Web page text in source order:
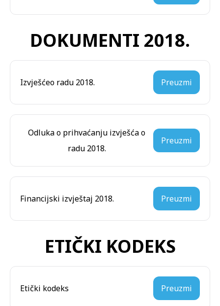
DOKUMENTI 2018.
Izvješćeo radu 2018. Preuzmi
Odluka o prihvaćanju izvješća o
radu 2018.
Preuzmi
Financijski izvještaj 2018. Preuzmi
ETIČKI KODEKS
Etički kodeks Preuzmi